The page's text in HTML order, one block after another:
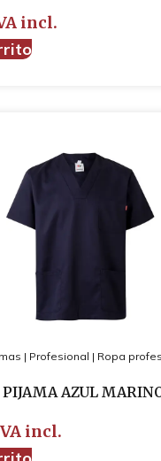
incl.
| Profesional | Ropa
AZUL
incl.